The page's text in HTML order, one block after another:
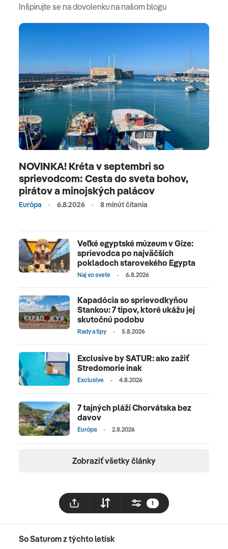
Inšpirujte se na dovolenku na našom blogu
NOVINKA! Kréta v septembri so
sprievodcom: Cesta do sveta bohov,
pirátov a minojských palácov
Európa 6.8.2026 8 minút čítania
Veľké egyptské múzeum v Gíze:
sprievodca po najväčších
pokladoch starovekého Egypta
Naj vo svete 6.8.2026
Kapadócia so sprievodkyňou
Stankou: 7 tipov, ktoré ukážu jej
skutočnú podobu
Rady a tipy 5.8.2026
Exclusive by SATUR: ako zažiť
Stredomorie inak
Exclusive 4.8.2026
7 tajných pláží Chorvátska bez
davov
Európa 2.8.2026
Zobraziť všetky články
1
So Saturom z týchto letísk